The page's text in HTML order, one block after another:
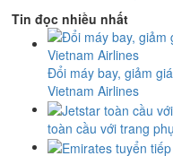
Tin đọc nhiều nhất
Đổi máy bay, giảm
Vietnam Airlines
toàn cầu với trang